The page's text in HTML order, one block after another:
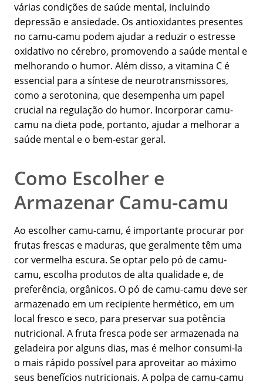
várias condições de saúde mental, incluindo
depressão e ansiedade. Os antioxidantes presentes
no camu-camu podem ajudar a reduzir o estresse
oxidativo no cérebro, promovendo a saúde mental e
melhorando o humor. Além disso, a vitamina C é
essencial para a síntese de neurotransmissores,
como a serotonina, que desempenha um papel
crucial na regulação do humor. Incorporar camu-
camu na dieta pode, portanto, ajudar a melhorar a
saúde mental e o bem-estar geral.
Como Escolher e
Armazenar Camu-camu
Ao escolher camu-camu, é importante procurar por
frutas frescas e maduras, que geralmente têm uma
cor vermelha escura. Se optar pelo pó de camu-
camu, escolha produtos de alta qualidade e, de
preferência, orgânicos. O pó de camu-camu deve ser
armazenado em um recipiente hermético, em um
local fresco e seco, para preservar sua potência
nutricional. A fruta fresca pode ser armazenada na
geladeira por alguns dias, mas é melhor consumi-la
o mais rápido possível para aproveitar ao máximo
seus benefícios nutricionais. A polpa de camu-camu